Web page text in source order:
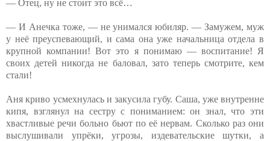
— Отец, ну не стоит это всё…
— И Анечка тоже, — не унимался юбиляр. — Замужем, муж
у неё преуспевающий, и сама она уже начальница отдела в
крупной компании! Вот это я понимаю — воспитание! Я
своих детей никогда не баловал, зато теперь смотрите, кем
стали!
Аня криво усмехнулась и закусила губу. Саша, уже внутренне
кипя, взглянул на сестру с пониманием: он знал, что эти
хвастливые речи больно бьют по её нервам. Сколько раз они
выслушивали упрёки, угрозы, издевательские шутки, а